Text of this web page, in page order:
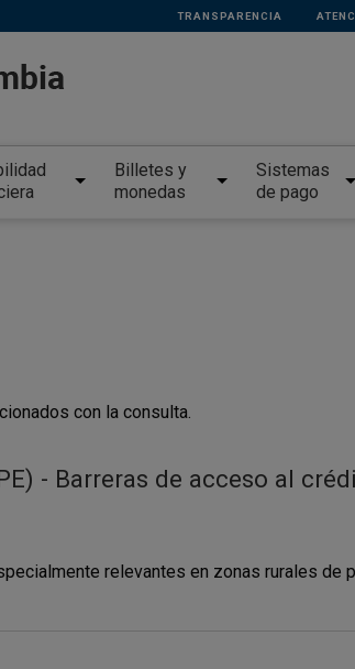
TRANSPARENCIA
Billetes y
monedas
Sistemas
de pago
con la consulta.
- Barreras de acceso al
relevantes en zonas rurales